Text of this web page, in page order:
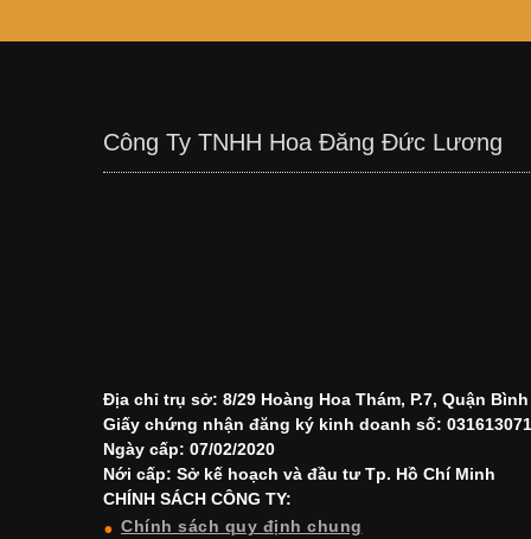
Công Ty TNHH Hoa Đăng Đức Lương
Địa chỉ trụ sở: 8/29 Hoàng Hoa Thám, P.7, Quận Bình
Giấy chứng nhận đăng ký kinh doanh số:
Ngày cấp: 07/02/2020
Nới cấp: Sở kế hoạch và đầu tư Tp. Hồ Chí Minh
CHÍNH SÁCH CÔNG TY:
Chính sách quy định chung